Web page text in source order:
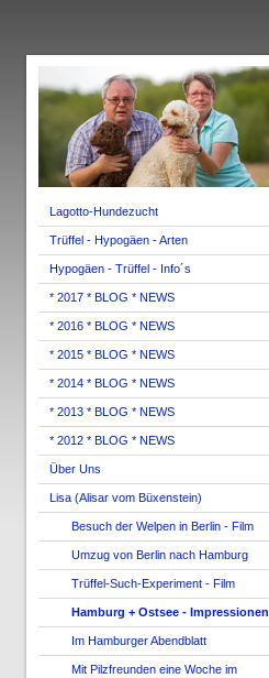
Lagotto-Hundezucht
Trüffel - Hypogäen - Arten
Hypogäen - Trüffel - Info´s
* 2017 * BLOG * NEWS
* 2016 * BLOG * NEWS
* 2015 * BLOG * NEWS
* 2014 * BLOG * NEWS
* 2013 * BLOG * NEWS
* 2012 * BLOG * NEWS
Über Uns
Lisa (Alisar vom Büxenstein)
Besuch der Welpen in Berlin - Film
Umzug von Berlin nach Hamburg
Trüffel-Such-Experiment - Film
Hamburg + Ostsee - Impressionen
Im Hamburger Abendblatt
Mit Pilzfreunden eine Woche im